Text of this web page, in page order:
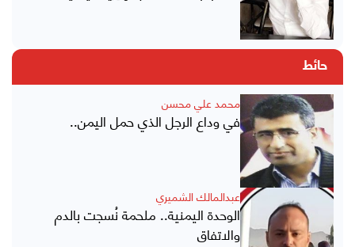
حائط
محمد علي محسن
في وداع الرجل الذي حمل اليمن..
عبدالمالك الشميري
الوحدة اليمنية.. ملحمة نُسجت بالدم
والاتفاق